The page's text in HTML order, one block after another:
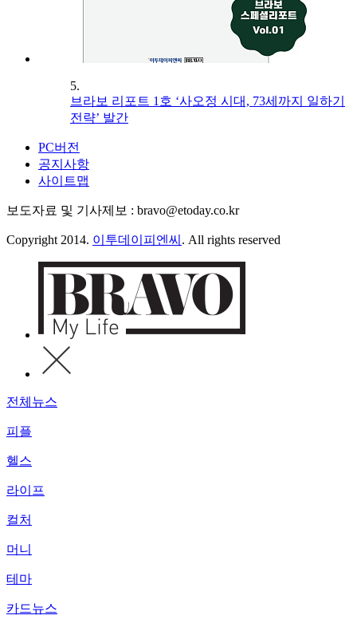
5.
브라보 리포트 1호 ‘사오정 시대, 73세까지 일하기
전략’ 발간
PC버전
공지사항
사이트맵
보도자료 및 기사제보 : bravo@etoday.co.kr
Copyright 2014. 이투데이피엔씨 . All rights reserved
전체뉴스
피플
헬스
라이프
컬처
머니
테마
카드뉴스